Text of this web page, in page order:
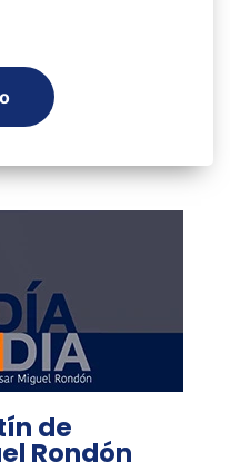
de
Rondón